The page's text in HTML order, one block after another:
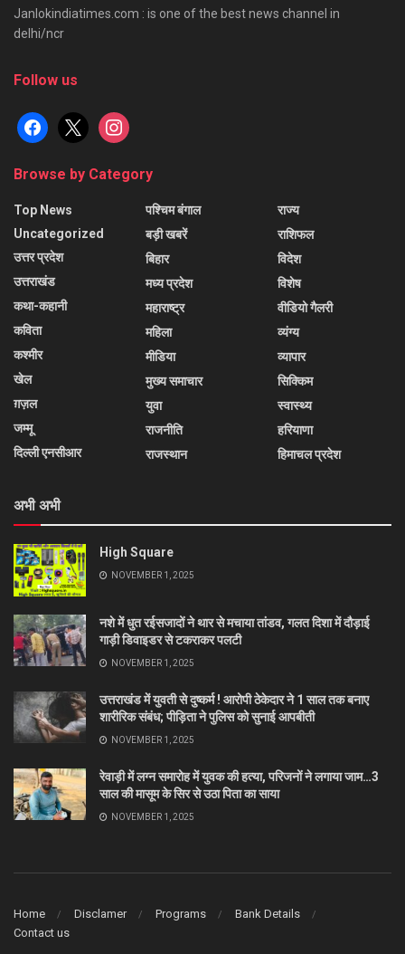
Janlokindiatimes.com : is one of the best news channel in
delhi/ncr
Follow us
facebook
x instagram
Browse by Category
Top News
Uncategorized
उत्तर प्रदेश
उत्तराखंड
कथा-कहानी
कविता
कश्मीर
खेल
ग़ज़ल
जम्मू
दिल्ली एनसीआर
पश्चिम बंगाल
बड़ी खबरें
बिहार
मध्य प्रदेश
महाराष्ट्र
महिला
मीडिया
मुख्य समाचार
युवा
राजनीति
राजस्थान
राज्य
राशिफल
विदेश
विशेष
वीडियो गैलरी
व्यंग्य
व्यापार
सिक्किम
स्वास्थ्य
हरियाणा
हिमाचल प्रदेश
अभी अभी
High Square
NOVEMBER 1, 2025
नशे में धुत रईसजादों ने थार से मचाया तांडव, गलत दिशा में दौड़ाई
गाड़ी डिवाइडर से टकराकर पलटी
NOVEMBER 1, 2025
उत्तराखंड में युवती से दुष्कर्म ! आरोपी ठेकेदार ने 1 साल तक बनाए
शारीरिक संबंध; पीड़िता ने पुलिस को सुनाई आपबीती
NOVEMBER 1, 2025
रेवाड़ी में लग्न समारोह में युवक की हत्या, परिजनों ने लगाया जाम…3
साल की मासूम के सिर से उठा पिता का साया
NOVEMBER 1, 2025
Home Disclamer Programs
Bank Details
Contact us